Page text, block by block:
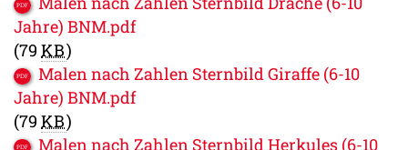
Jahre) BNM.pdf
(79 KB)
Malen nach Zahlen Sternbild Giraffe (6-10
Jahre) BNM.pdf
(79 KB)
Malen nach Zahlen Sternbild Herkules (6-10